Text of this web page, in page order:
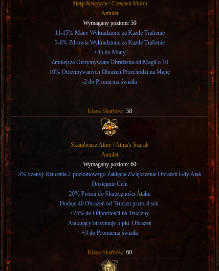
Sierp Księżyca / Crescent Moon
Amulet
Wymagany poziom: 50
11-15% Many Wykradzione za Każde Trafienie
3-6% Zdrowia Wykradzione za Każde Trafienie
+45 do Many
Zmniejsza Otrzymywane Obrażenia od Magii o 10
10% Otrzymywanych Obrażeń Przechodzi na Manę
-2 do Promienia światła
Klasa Skarbów: 58
Skarabeusz Atmy / Atma's Scarab
Amulet
Wymagany poziom: 60
5% Szansy Rzucenia 2-poziomowego Zaklęcia Zwiększenie Obrażeń Gdy Atak
Dosięgnie Celu
20% Premii do Skuteczności Ataku
Dodaje 40 Obrażeń od Trucizn przez 4 sek.
+75% do Odporności na Trucizny
Atakujący otrzymuje 5 pkt. Obrażeń
+3 do Promienia światła
Klasa Skarbów: 60